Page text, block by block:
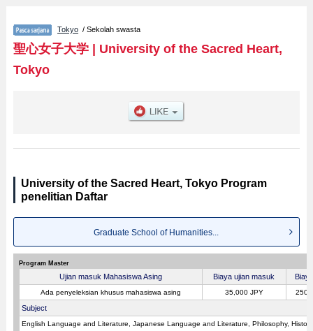
mencakup informasi per jurusan riset seperti %% research %%, serta
berbagai informasi yang berguna bagi mahasiswa(i) mancanegara seperti
kuota untuk jumlah pendaftar dan jumlah kelulusan ujian masuk
mahasiswa(i) mancanegara, informasi mengenai ujian masuk, prasarana
Tokyo / Sekolah swasta
聖心女子大学| University of the Sacred Heart,
Tokyo
University of the Sacred Heart, Tokyo Program
penelitian Daftar
Graduate School of Humanities...
Program Master
Ujian masuk Mahasiswa Asing Biaya ujian masuk
Ada penyeleksian khusus mahasiswa asing 35,000 JPY
Subject
English Language and Literature, Japanese Language and Literature, Philosophy,